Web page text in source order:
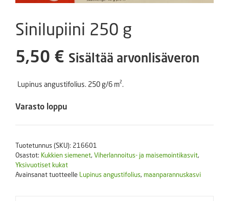
Sinilupiini 250 g
5,50 € Sisältää arvonlisäveron
Lupinus angustifolius. 250 g/6 m².
Varasto loppu
Tuotetunnus (SKU): 216601
Osastot: Kukkien siemenet, Viherlannoitus- ja maisemointikasvit,
Yksivuotiset kukat
Avainsanat tuotteelle Lupinus angustifolius, maanparannuskasvi